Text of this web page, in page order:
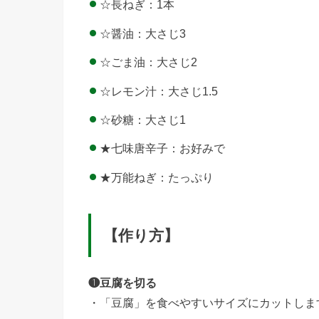
☆長ねぎ：1本
☆醤油：大さじ3
☆ごま油：大さじ2
☆レモン汁：大さじ1.5
☆砂糖：大さじ1
★七味唐辛子：お好みで
★万能ねぎ：たっぷり
【作り方】
❶豆腐を切る
・「豆腐」を食べやすいサイズにカットし